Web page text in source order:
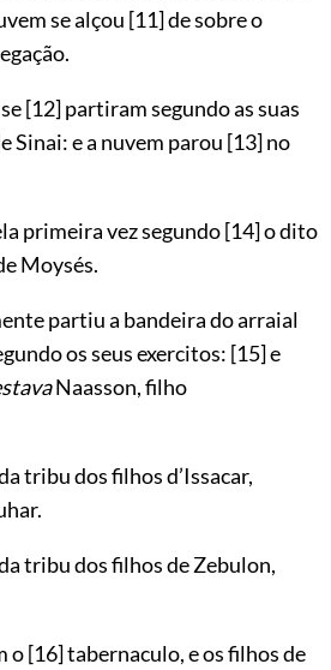
se alçou [11]de sobre o
[12]partiram segundo as suas
Sinai: e a nuvem parou [13]no
primeira vez segundo[14]o dito
Moysés.
partiu a bandeira do arraial
os seus exercitos: [15]e
Naasson, filho
tribu dos filhos d’Issacar,
tribu dos filhos de Zebulon,
o[16]tabernaculo, e os filhos de